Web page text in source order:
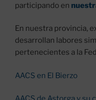
participando en
En nuestra provincia,
desarrollan labores
pertenecientes a la
AACS en El Bierzo